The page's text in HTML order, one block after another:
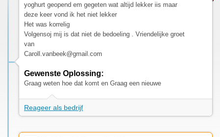
yoghurt geopend em gegeten wat altijd lekker iis maar
deze keer vond ik het niet lekker
Het was korrelig
Volgensoj mij is dat niet de bedoeling . Vriendelijke groet
van
Caroll.vanbeek@gmail.com
Gewenste Oplossing:
Graag weten hoe dat komt en Graag een nieuwe
Reageer als bedrijf